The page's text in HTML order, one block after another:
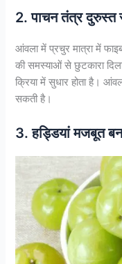
2. पाचन तंत्र
आंवला में प्रचुर मात्रा में
की समस्याओं से छुटकारा
क्रिया में सुधार होता है।
सकती है।
3. हड्डियां मजबूत